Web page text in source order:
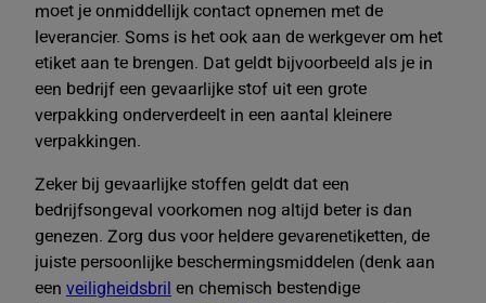
moet je onmiddellijk contact opnemen met de
leverancier. Soms is het ook aan de werkgever om het
etiket aan te brengen. Dat geldt bijvoorbeeld als je in
een bedrijf een gevaarlijke stof uit een grote
verpakking onderverdeelt in een aantal kleinere
verpakkingen.
Zeker bij gevaarlijke stoffen geldt dat een
bedrijfsongeval voorkomen nog altijd beter is dan
genezen. Zorg dus voor heldere gevarenetiketten, de
juiste persoonlijke beschermingsmiddelen (denk aan
een veiligheidsbril en chemisch bestendige